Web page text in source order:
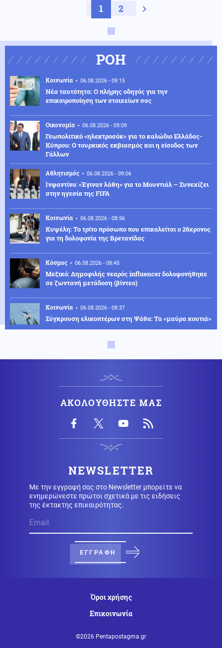
1 2 Next page
ΡΟΗ
Κοινωνία 06.08.2026 - 09:15
Νέα ταυτότητα: Ο πλήρης οδηγός για την
επικαιροποίηση των στοιχείων σας
Οικονομία 06.08.2026 - 09:09
Γεωπολιτικό «ηλεκτροσόκ» για το καλώδιο Ελλάδας-
Κύπρου: Ο τουρκικός εκβιασμός και η είσοδος των
Γάλλων
Αθλητισμός 06.08.2026 - 09:06
Ινφαντίνο: «Έγιναν λάθη» για το Μουντιάλ – Συνεχίζει
στην ηγεσία της FIFA
Κοινωνία 06.08.2026 - 08:56
Κυψέλη: Το τρίτο πρόσωπο που επικαλείται ο 26χρονος
για τη δολοφονία της Βρετανίδας
Κόσμος 06.08.2026 - 08:45
Μεξικό: Δημοφιλής νεαρός influencer δολοφονήθηκε
σε ζωντανή μετάδοση (βίντεο)
Κοινωνία 06.08.2026 - 08:37
Σύγκρουση ελικοπτέρων στη Ψάθα: Τα «μαύρα κουτιά»
Πετρέλαιο: Το Brent υποχώρησε κάτω από τα 80
δολάρια μετά τη συμφωνία Ιράν – Ομάν
Κόσμος
Πετρελαιοφόρο δεξαμενόπλοιο ανέφερε εκρήξεις στο
Κοινωνία 06.08.2026 - 08:10
Χάρτης πρόβλεψης κινδύνου: Σε πορτοκαλί συναγερμό
σήμερα Αττική, Βοιωτία, Εύβοια
Το στοίχημα της επόμενης ημέρας στα καμένα και η
μετωπική σύγκρουση κυβέρνησης με αντιπολίτευση
Ολλανδής τουρίστριας (βίντεο)
βιβλικές εικόνες (βίντεο)
ΑΚΟΛΟΥΘΗΣΤΕ ΜΑΣ
NEWSLETTER
Με την εγγραφή σας στο Newsletter μπορείτε να
ενημερώνεστε πρώτοι σχετικά με τις ειδήσεις
της έκτακτης επικαιρότητας.
ΕΓΓΡΑΦΗ
Όροι χρήσης
Επικοινωνία
©2026 Pentapostagma.gr